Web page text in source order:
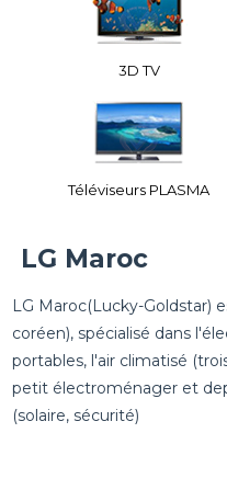
3D TV
Téléviseurs PLASMA
LG Maroc
LG Maroc(Lucky-Goldstar)
coréen), spécialisé dans
portables, l'air climatisé
petit électroménager et
(solaire, sécurité)